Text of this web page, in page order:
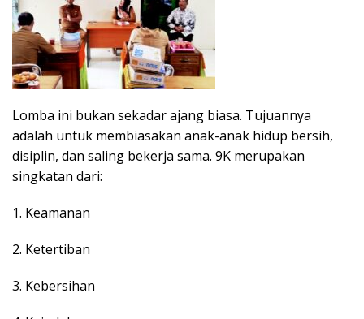
Lomba ini bukan sekadar ajang biasa. Tujuannya
adalah untuk membiasakan anak-anak hidup bersih,
disiplin, dan saling bekerja sama. 9K merupakan
singkatan dari:
1. Keamanan
2. Ketertiban
3. Kebersihan